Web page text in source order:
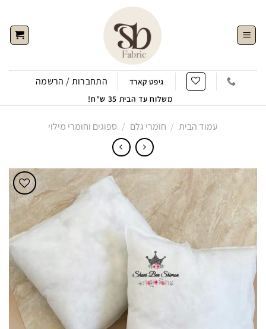
content
גיפט קארד התחברות / הרשמה
משלוח עד הבית 35 ש"ח!
עמוד הבית / חומרי גלם / ספוגים וחומרי מילוי
הוסף